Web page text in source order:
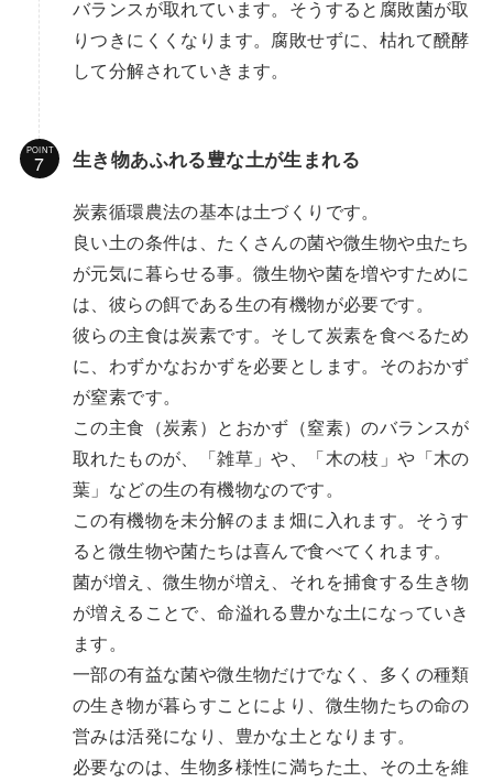
バランスが取れています。そうすると腐敗菌が取
りつきにくくなります。腐敗せずに、枯れて醗酵
して分解されていきます。
POINT 生き物あふれる豊な土が生まれる
炭素循環農法の基本は土づくりです。
良い土の条件は、たくさんの菌や微生物や虫たち
が元気に暮らせる事。微生物や菌を増やすために
は、彼らの餌である生の有機物が必要です。
彼らの主食は炭素です。そして炭素を食べるため
に、わずかなおかずを必要とします。そのおかず
が窒素です。
この主食（炭素）とおかず（窒素）のバランスが
取れたものが、「雑草」や、「木の枝」や「木の
葉」などの生の有機物なのです。
この有機物を未分解のまま畑に入れます。そうす
ると微生物や菌たちは喜んで食べてくれます。
菌が増え、微生物が増え、それを捕食する生き物
が増えることで、命溢れる豊かな土になっていき
ます。
一部の有益な菌や微生物だけでなく、多くの種類
の生き物が暮らすことにより、微生物たちの命の
営みは活発になり、豊かな土となります。
必要なのは、生物多様性に満ちた土、その土を維